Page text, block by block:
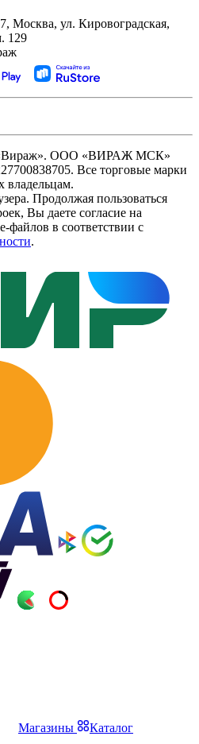
Москва, ул. Кировоградская,
129
«Вираж». ООО «ВИРАЖ МСК»
Все торговые марки
владельцам.
Продолжая пользоваться
Вы даете согласие на
файлов в соответствии с
.
Магазины Каталог